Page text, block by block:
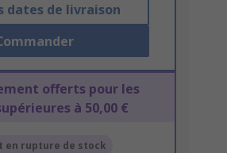
dates de livraison
offerts pour les
à 50,00 €
en rupture de stock